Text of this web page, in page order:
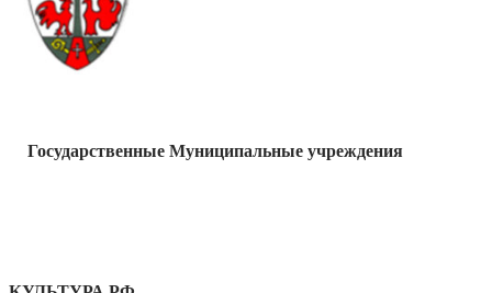
Государственные Муниципальные учреждения